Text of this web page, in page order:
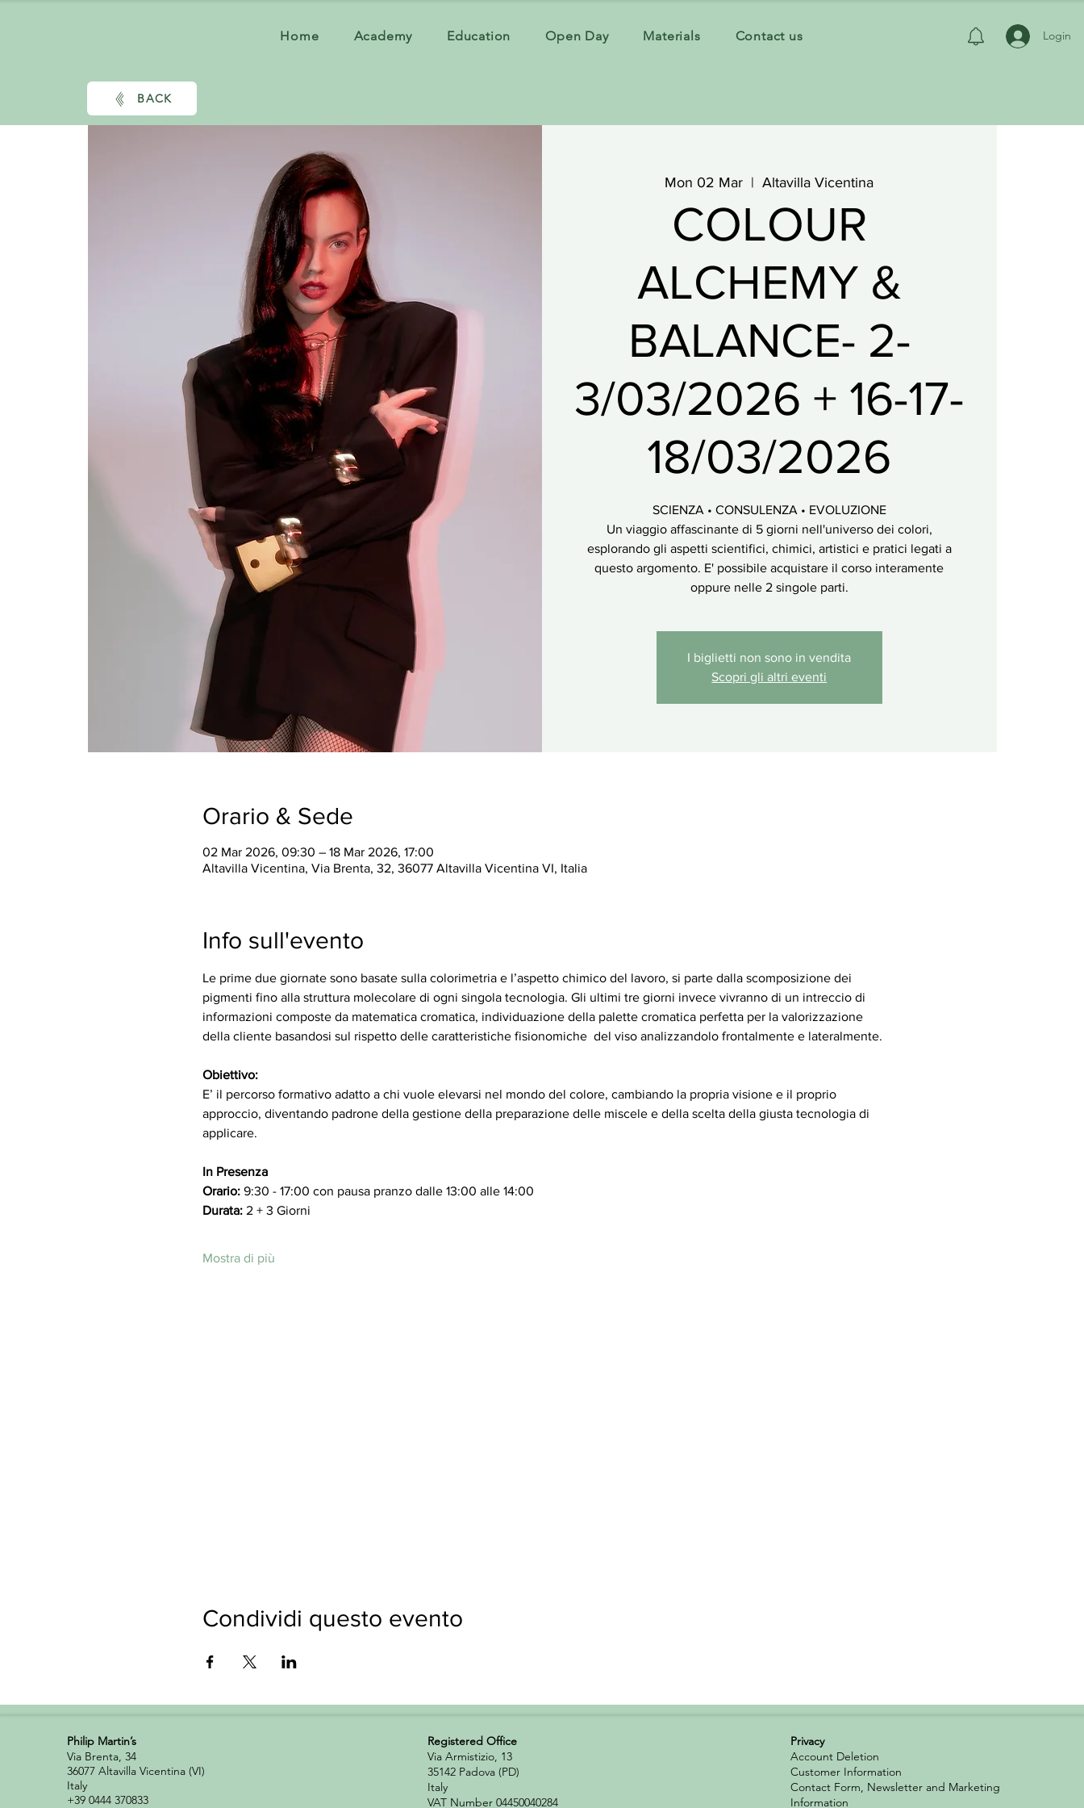
Home Academy Education Open Day Materials Contact us Login
BACK
Mon 02 Mar
  |
Altavilla Vicentina
COLOUR
ALCHEMY &
BALANCE- 2-
3/03/2026 + 16-17-
18/03/2026
SCIENZA • CONSULENZA • EVOLUZIONE
Un viaggio affascinante di 5 giorni nell'universo dei colori,
esplorando gli aspetti scientifici, chimici, artistici e pratici legati a
questo argomento. E' possibile acquistare il corso interamente
oppure nelle 2 singole parti.
I biglietti non sono in vendita
Scopri gli altri eventi
Orario & Sede
02 Mar 2026, 09:30 – 18 Mar 2026, 17:00
Altavilla Vicentina, Via Brenta, 32, 36077 Altavilla Vicentina VI, Italia
Info sull'evento
Le prime due giornate sono basate sulla colorimetria e l’aspetto chimico del lavoro, si parte dalla scomposizione dei
pigmenti fino alla struttura molecolare di ogni singola tecnologia. Gli ultimi tre giorni invece vivranno di un intreccio di
informazioni composte da matematica cromatica, individuazione della palette cromatica perfetta per la valorizzazione
della cliente basandosi sul rispetto delle caratteristiche fisionomiche  del viso analizzandolo frontalmente e lateralmente.
Obiettivo:
E’ il percorso formativo adatto a chi vuole elevarsi nel mondo del colore, cambiando la propria visione e il proprio
approccio, diventando padrone della gestione della preparazione delle miscele e della scelta della giusta tecnologia di
applicare.
In Presenza
Orario: 9:30 - 17:00 con pausa pranzo dalle 13:00 alle 14:00
Durata: 2 + 3 Giorni
Mostra di più
Condividi questo evento
Philip Martin’s ​
Via Brenta, 34
36077 Altavilla Vicentina (VI)
Italy
+39 0444 370833
Registered Office
Via Armistizio, 13
35142 Padova (PD)
Italy
VAT Number 04450040284​
Privacy
Account Deletion
Customer Information
Contact Form, Newsletter and Marketing
Information